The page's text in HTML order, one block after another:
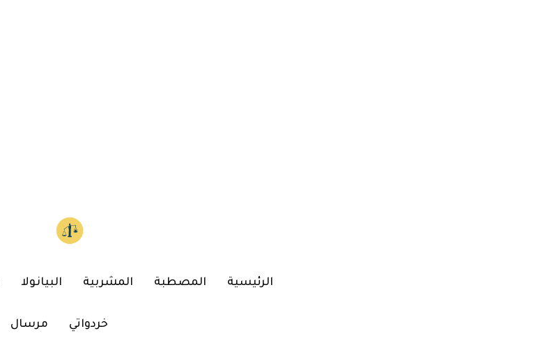
الرئيسية المصطبة المشربية البيانولا
خردواتي مرسال